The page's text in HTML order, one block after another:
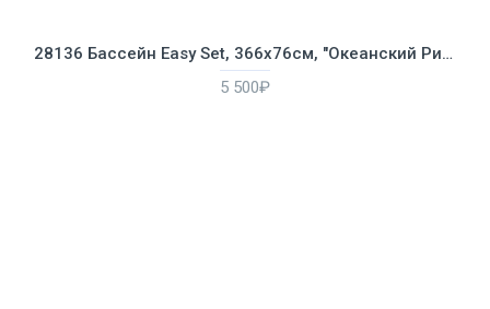
28136 Бассейн Easy Set, 366х76см, "Океанский Риф", 5621л, фильтр-насос 2006л/ч
5 500₽